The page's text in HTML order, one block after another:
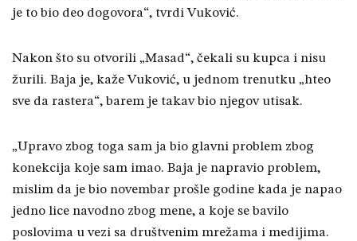
je to bio deo dogovora“, tvrdi Vuković.
Nakon što su otvorili „Masad“, čekali su kupca i nisu
žurili. Baja je, kaže Vuković, u jednom trenutku „hteo
sve da rastera“, barem je takav bio njegov utisak.
„Upravo zbog toga sam ja bio glavni problem zbog
konekcija koje sam imao. Baja je napravio problem,
mislim da je bio novembar prošle godine kada je napao
jedno lice navodno zbog mene, a koje se bavilo
poslovima u vezi sa društvenim mrežama i medijima.